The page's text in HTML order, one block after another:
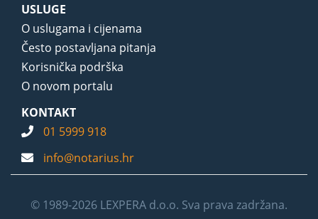
USLUGE
O uslugama i cijenama
Često postavljana pitanja
Korisnička podrška
O novom portalu
KONTAKT
01 5999 918
info@notarius.hr
© 1989-2026 LEXPERA d.o.o. Sva prava zadržana.